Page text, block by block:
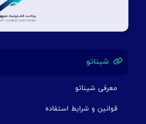
شیناتو
معرفی شیناتو
قوانین و شرایط استفاده